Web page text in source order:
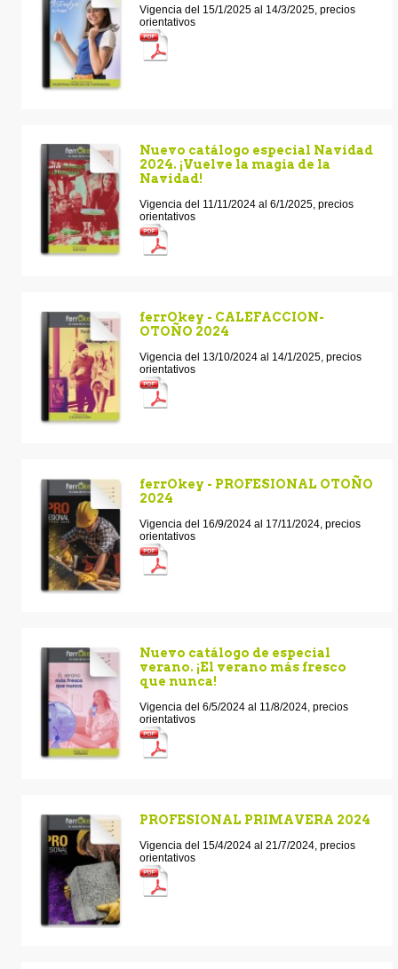
Vigencia del 15/1/2025 al 14/3/2025, precios
orientativos
Nuevo catálogo especial Navidad
2024. ¡Vuelve la magia de la
Navidad!
Vigencia del 11/11/2024 al 6/1/2025, precios
orientativos
ferrOkey - CALEFACCION-
OTOÑO 2024
Vigencia del 13/10/2024 al 14/1/2025, precios
orientativos
ferrOkey - PROFESIONAL OTOÑO
2024
Vigencia del 16/9/2024 al 17/11/2024, precios
orientativos
Nuevo catálogo de especial
verano. ¡El verano más fresco
que nunca!
Vigencia del 6/5/2024 al 11/8/2024, precios
orientativos
PROFESIONAL PRIMAVERA 2024
Vigencia del 15/4/2024 al 21/7/2024, precios
orientativos